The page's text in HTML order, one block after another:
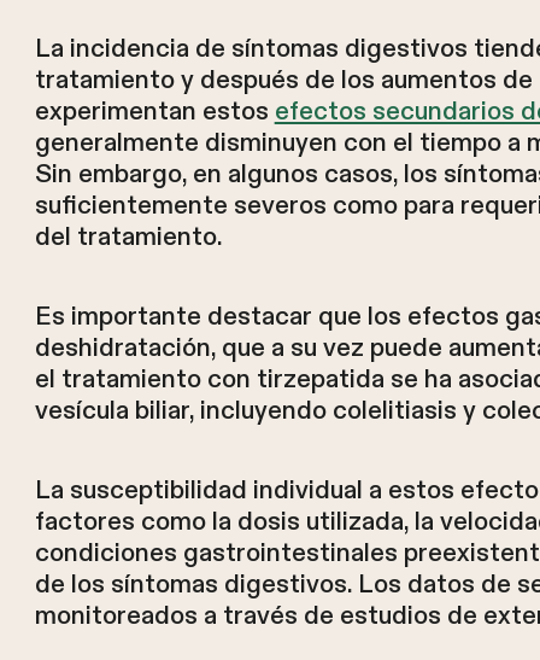
La incidencia de síntomas digestivos
tratamiento y después de los aumentos
experimentan estos efectos secundarios
generalmente disminuyen con el tiempo a
Sin embargo, en algunos casos, los
suficientemente severos como para
del tratamiento.
Es importante destacar que los efectos
deshidratación, que a su vez puede
el tratamiento con tirzepatida se ha
vesícula biliar, incluyendo colelitiasis y
La susceptibilidad individual a estos
factores como la dosis utilizada, la
condiciones gastrointestinales
de los síntomas digestivos. Los datos de
monitoreados a través de estudios de